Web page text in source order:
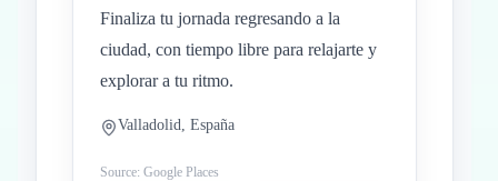
Finaliza tu jornada regresando a la
ciudad, con tiempo libre para relajarte y
explorar a tu ritmo.
Valladolid, España
Source: Google Places